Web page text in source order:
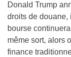
Donald Trump
droits de douane,
bourse
même sort, alors
finance